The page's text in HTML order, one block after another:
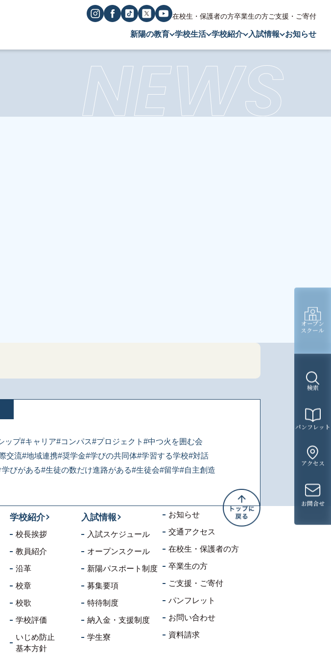
在校生・保護者の方卒業生の方ご支援・ご寄付
新陽の教育 学校生活 学校紹介 入試情報 お知らせ
オープン
スクール
検索
パンフレット
アクセス
お問合せ
ップ#キャリア#コンパス#プロジェクト #中つ火を囲む会
交流#地域連携#奨学金#学びの共同体#学習する学校#対話
びがある#生徒の数だけ進路がある#生徒会#留学#自主創造
学校紹介
校長挨拶
教員紹介
沿革
校章
校歌
学校評価
いじめ防止
基本方針
入試情報
入試スケジュール
オープンスクール
新陽パスポート制度
募集要項
特待制度
納入金・支援制度
学生寮
お知らせ
交通アクセス
在校生・保護者の方
卒業生の方
ご支援・ご寄付
パンフレット
お問い合わせ
資料請求